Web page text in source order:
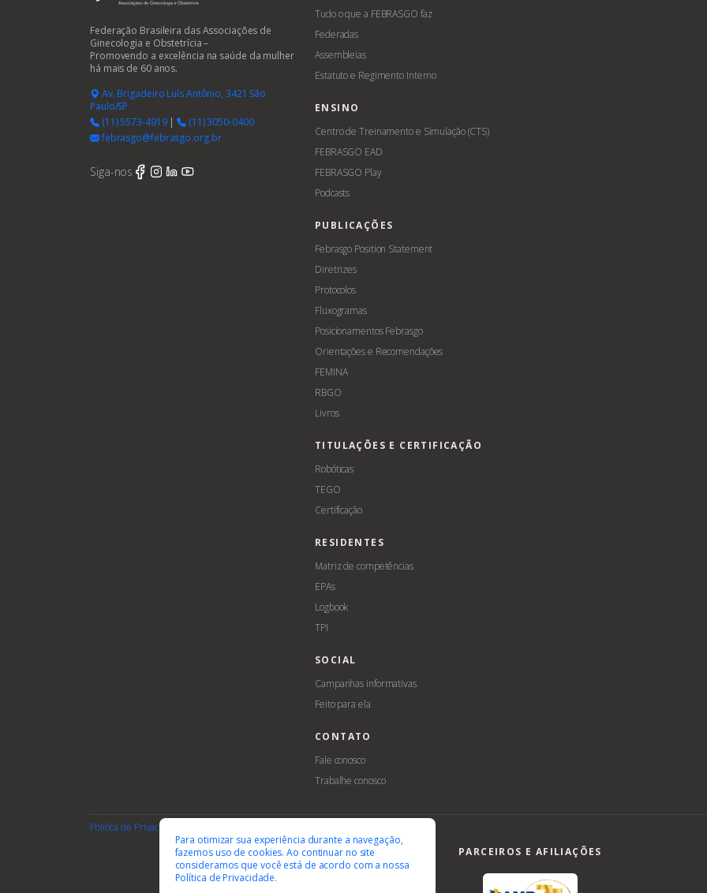
Federação Brasileira das Associações de
Ginecologia e Obstetrícia –
Promovendo a excelência na saúde da mulher
há mais de 60 anos.
Av. Brigadeiro Luís Antônio, 3421 São
Paulo/SP
(11) 5573-4919|
(11) 3050-0400
febrasgo@febrasgo.org.br
Siga-nos
Tudo o que a FEBRASGO faz
Federadas
Assembleias
Estatuto e Regimento Interno
ENSINO
Centro de Treinamento e Simulação (CTS)
FEBRASGO EAD
FEBRASGO Play
Podcasts
PUBLICAÇÕES
Febrasgo Position Statement
Diretrizes
Protocolos
Fluxogramas
Posicionamentos Febrasgo
Orientações e Recomendações
FEMINA
RBGO
Livros
TITULAÇÕES E CERTIFICAÇÃO
Robóticas
TEGO
Certificação
RESIDENTES
Matriz de competências
EPAs
Logbook
TPI
SOCIAL
Campanhas informativas
Feito para ela
CONTATO
Fale conosco
Trabalhe conosco
Política de Privacidade
PARCEIROS E AFILIAÇÕES
Para otimizar sua experiência durante a navegação,
fazemos uso de cookies. Ao continuar no site
consideramos que você está de acordo com a nossa
Política de Privacidade.